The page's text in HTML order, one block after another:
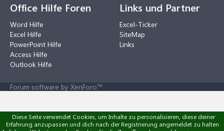
Office Hilfe Foren
Word Hilfe
Excel Hilfe
PowerPoint Hilfe
Access Hilfe
Outlook Hilfe
Links und Partner
Excel-Ticker
SiteMap
Links
Forum software by XenForo™
Diese Seite verwendet Cookies, um Inhalte zu personalisieren, diese deiner
Erfahrung anzupassen und dich nach der Registrierung angemeldet zu halten.